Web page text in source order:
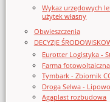
Wykaz urzędowych
użytek własny
Obwieszczenia
DECYZJE
Eurotter Logistyka -
Farma
Tymbark - Zbiornik
Droga Selwa -
Agaplast rozbudowa